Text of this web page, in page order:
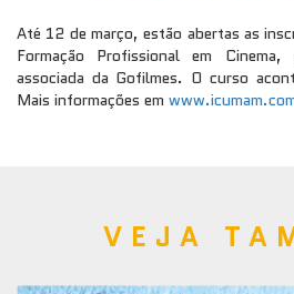
Até 12 de março, estão abertas as
Formação Profissional em Cinema,
associada da Gofilmes. O curso
Mais informações em
VEJA